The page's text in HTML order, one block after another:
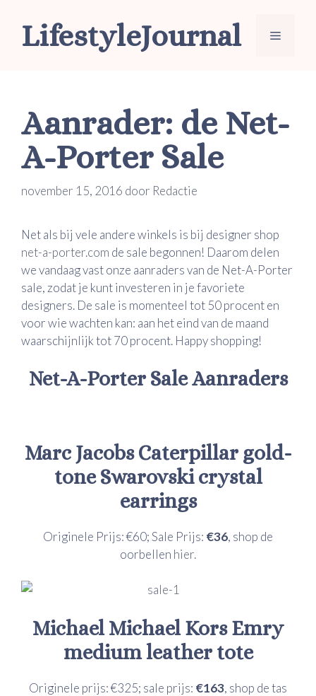
LifestyleJournal Menu
Aanrader: de Net-
A-Porter Sale
november 15, 2016 door Redactie
Net als bij vele andere winkels is bij designer shop
net-a-porter.com de sale begonnen! Daarom delen
we vandaag vast onze aanraders van de Net-A-Porter
sale, zodat je kunt investeren in je favoriete
designers. De sale is momenteel tot 50 procent en
voor wie wachten kan: aan het eind van de maand
waarschijnlijk tot 70 procent. Happy shopping!
Net-A-Porter Sale Aanraders
Marc JacobsCaterpillar gold-
tone Swarovski crystal
earrings
Originele Prijs: €60; Sale Prijs: €36, shop de
oorbellen hier.
Michael Michael KorsEmry
medium leather tote
Originele prijs: €325; sale prijs: €163, shop de tas